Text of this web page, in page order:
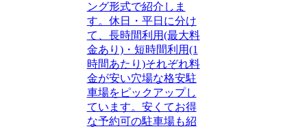
ング形式で紹介しま
す。休日・平日に分け
て、長時間利用(最大料
金あり)・短時間利用(1
時間あたり)それぞれ料
金が安い穴場な格安駐
車場をピックアップし
ています。安くてお得
な予約可の駐車場も紹